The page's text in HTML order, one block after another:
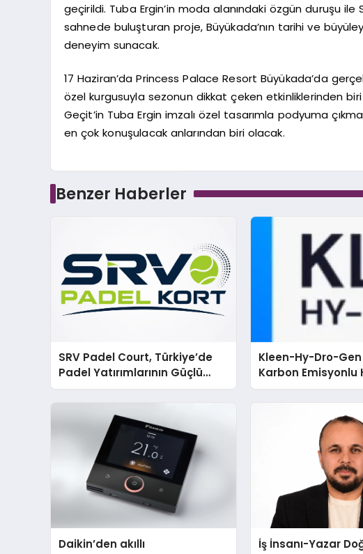
geçirildi. Tuba Ergin’in moda alanındaki özgün duruşu
sahnede buluşturan proje, Büyükada’nın tarihi ve
deneyim sunacak.
17 Haziran’da Princess Palace Resort Büyükada’da
özel kurgusuyla sezonun dikkat çeken etkinliklerinden
Geçit’in Tuba Ergin imzalı özel tasarımla podyuma
en çok konuşulacak anlarından biri olacak.
Benzer Haberler
SRV Padel Court, Türkiye’de
Padel Yatırımlarının Güçlü
Markası Olmayı Sürdürüyor
Kleen-Hy-Dro-Gen
Karbon Emisyonlu
Isıtma
TSSA Düzenleyici
Daikin’den akıllı
İş İnsanı-Yazar